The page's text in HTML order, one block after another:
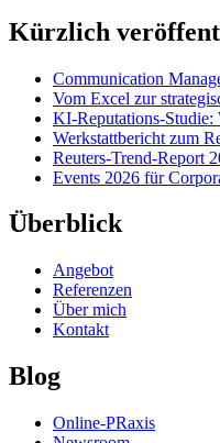
Kürzlich
Communication
Vom Excel zur
KI-Reputations-Studie:
Werkstattbericht zum
Reuters-Trend-Report
Events 2026 für
Überblick
Angebot
Referenzen
Über mich
Kontakt
Blog
Online-PRaxis